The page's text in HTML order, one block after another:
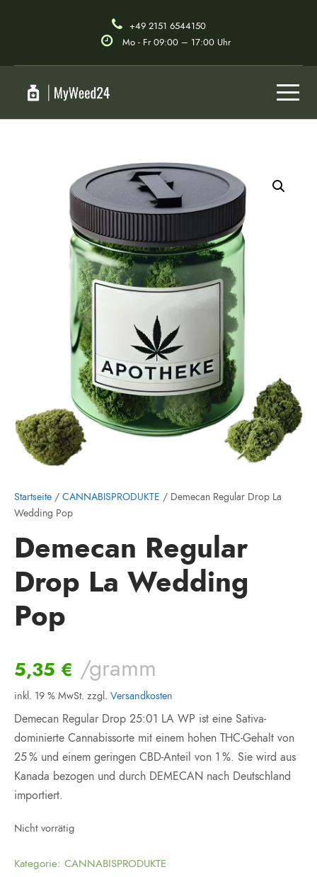
+49 2151 6544150
Mo - Fr 09:00 – 17:00 Uhr
Startseite / CANNABISPRODUKTE / Demecan Regular Drop La
Wedding Pop
Demecan Regular
Drop La Wedding
Pop
5,35 € /gramm
inkl. 19 % MwSt. zzgl. Versandkosten
Demecan Regular Drop 25:01 LA WP ist eine Sativa-
dominierte Cannabissorte mit einem hohen THC-Gehalt von
25 % und einem geringen CBD-Anteil von 1 %. Sie wird aus
Kanada bezogen und durch DEMECAN nach Deutschland
importiert.
Nicht vorrätig
Kategorie: CANNABISPRODUKTE